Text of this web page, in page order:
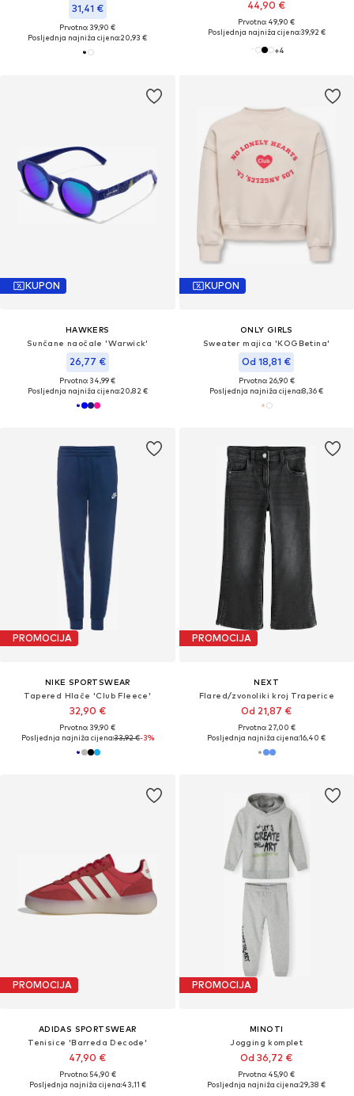
31,41 €
Prvotno: 39,90 €
Posljednja najniža cijena:20,93 €
44,90 €
Prvotno: 49,90 €
Posljednja najniža cijena:39,92 €
+4
KUPON
HAWKERS
Sunčane naočale 'Warwick'
26,77 €
Prvotno: 34,99 €
Posljednja najniža cijena:20,82 €
KUPON
ONLY GIRLS
Sweater majica 'KOGBetina'
Od 18,81 €
Prvotno: 26,90 €
Posljednja najniža cijena:8,36 €
PROMOCIJA
NIKE SPORTSWEAR
Tapered Hlače 'Club Fleece'
32,90 €
Prvotno: 39,90 €
Posljednja najniža cijena:33,92 €-3%
PROMOCIJA
NEXT
Flared/zvonoliki kroj Traperice
Od 21,87 €
Prvotno: 27,00 €
Posljednja najniža cijena:16,40 €
PROMOCIJA
ADIDAS SPORTSWEAR
Tenisice 'Barreda Decode'
47,90 €
Prvotno: 54,90 €
Posljednja najniža cijena:43,11 €
PROMOCIJA
MINOTI
Jogging komplet
Od 36,72 €
Prvotno: 45,90 €
Posljednja najniža cijena:29,38 €